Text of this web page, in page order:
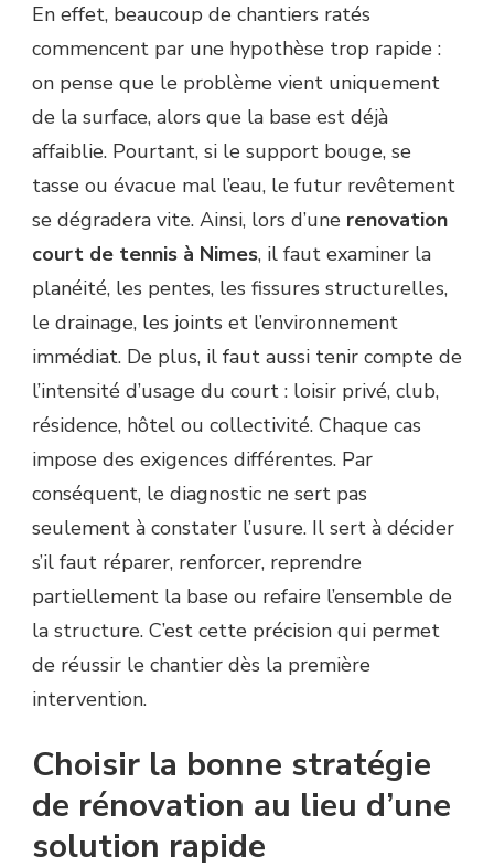
En effet, beaucoup de chantiers ratés
commencent par une hypothèse trop rapide :
on pense que le problème vient uniquement
de la surface, alors que la base est déjà
affaiblie. Pourtant, si le support bouge, se
tasse ou évacue mal l’eau, le futur revêtement
se dégradera vite. Ainsi, lors d’une renovation
court de tennis à Nimes, il faut examiner la
planéité, les pentes, les fissures structurelles,
le drainage, les joints et l’environnement
immédiat. De plus, il faut aussi tenir compte de
l’intensité d’usage du court : loisir privé, club,
résidence, hôtel ou collectivité. Chaque cas
impose des exigences différentes. Par
conséquent, le diagnostic ne sert pas
seulement à constater l’usure. Il sert à décider
s’il faut réparer, renforcer, reprendre
partiellement la base ou refaire l’ensemble de
la structure. C’est cette précision qui permet
de réussir le chantier dès la première
intervention.
Choisir la bonne stratégie
de rénovation au lieu d’une
solution rapide